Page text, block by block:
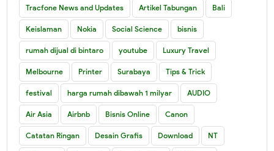
Tracfone News and Updates Artikel Tabungan Bali
Keislaman Nokia Social Science bisnis
rumah dijual di bintaro youtube Luxury Travel
Melbourne Printer Surabaya Tips & Trick
festival harga rumah dibawah 1 milyar AUDIO
Air Asia Airbnb Bisnis Online Canon
Catatan Ringan Desain Grafis Download NT